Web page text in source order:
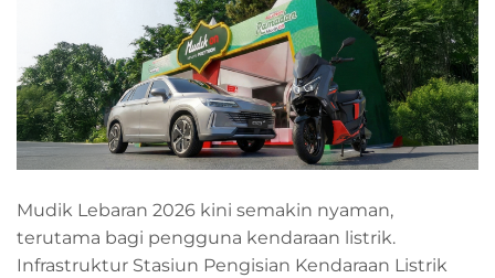
Mudik Lebaran 2026 kini semakin nyaman,
terutama bagi pengguna kendaraan listrik.
Infrastruktur Stasiun Pengisian Kendaraan Listrik